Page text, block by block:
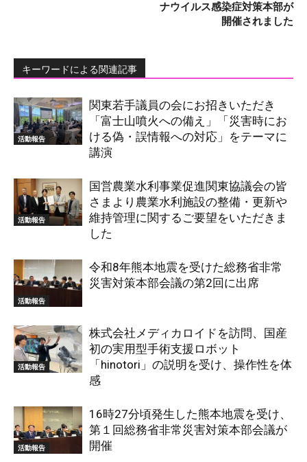
ナウイルス感染症対策本部が
開催されました
キーワードによる関連記事
活動報告
関東若手議員の会にお招きいただき
「富士山噴火への備え」「災害時にお
ける偽・誤情報への対応」をテーマに
講演
活動報告
国営農業水利事業促進関東協議会の皆
さまより農業水利施設の整備・更新や
維持管理に関するご要望をいただきま
した
活動報告
令和8年熊本地震を受けた総務省非常
災害対策本部会議の第2回に出席
活動報告
株式会社メディカロイドを訪問、国産
初の実用型手術支援ロボット
「hinotori」の説明を受け、操作性を体
感
活動報告
16時27分頃発生した熊本地震を受け、
第１回総務省非常災害対策本部会議が
開催